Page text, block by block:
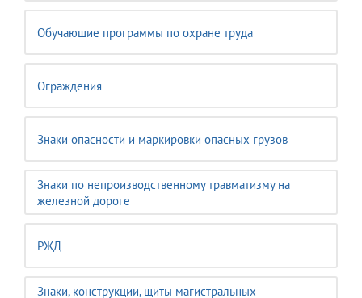
Обучающие программы по охране труда
Ограждения
Знаки опасности и маркировки опасных грузов
Знаки по непроизводственному травматизму на
железной дороге
РЖД
Знаки, конструкции, щиты магистральных